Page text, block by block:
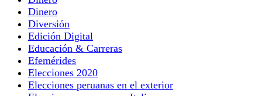
Dinero
Diversión
Edición Digital
Educación & Carreras
Efemérides
Elecciones 2020
Elecciones peruanas en el exterior